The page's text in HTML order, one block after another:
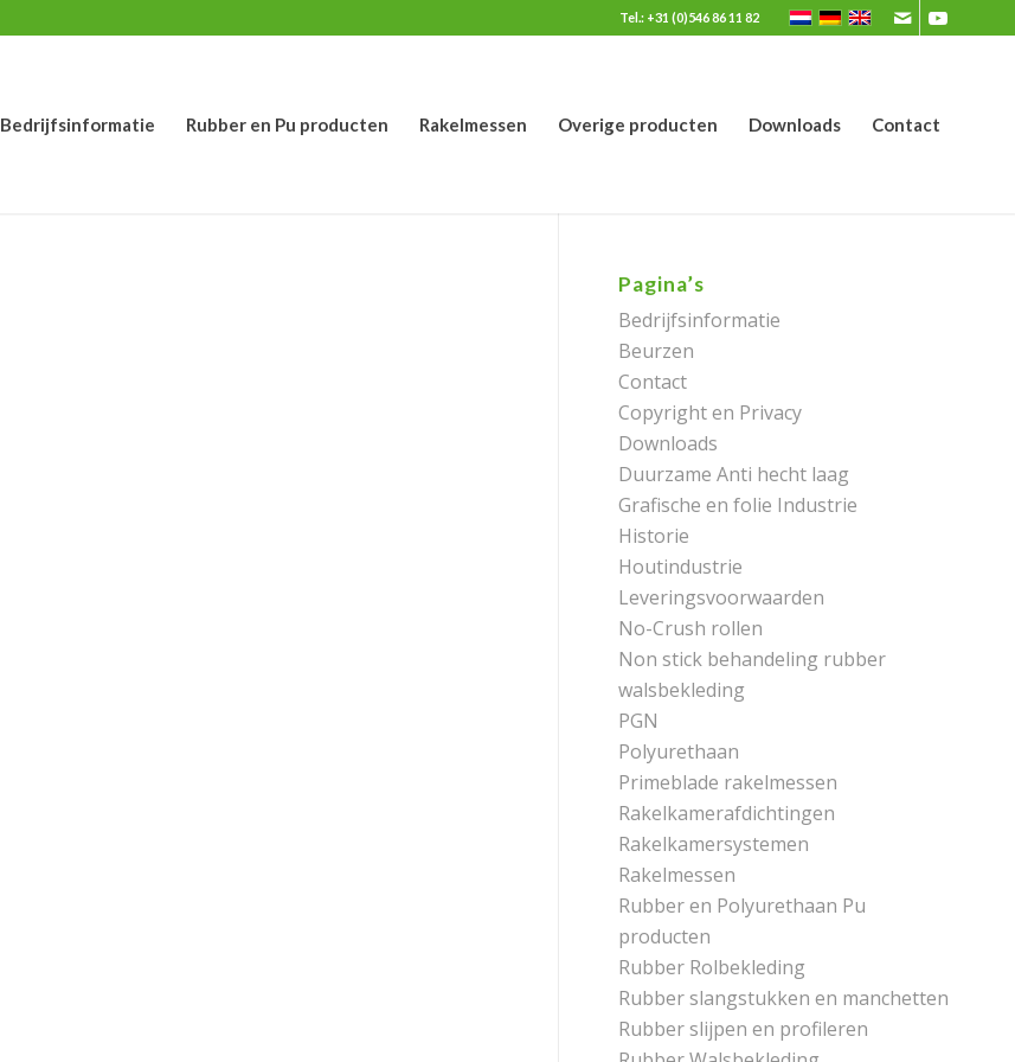
Tel.: +31 (0)546 86 11 82
Bedrijfsinformatie Rubber en Pu producten Rakelmessen Overige producten Downloads Contact
Pagina’s
Bedrijfsinformatie
Beurzen
Contact
Copyright en Privacy
Downloads
Duurzame Anti hecht laag
Grafische en folie Industrie
Historie
Houtindustrie
Leveringsvoorwaarden
No-Crush rollen
Non stick behandeling rubber
walsbekleding
PGN
Polyurethaan
Primeblade rakelmessen
Rakelkamerafdichtingen
Rakelkamersystemen
Rakelmessen
Rubber en Polyurethaan Pu
producten
Rubber Rolbekleding
Rubber slangstukken en manchetten
Rubber slijpen en profileren